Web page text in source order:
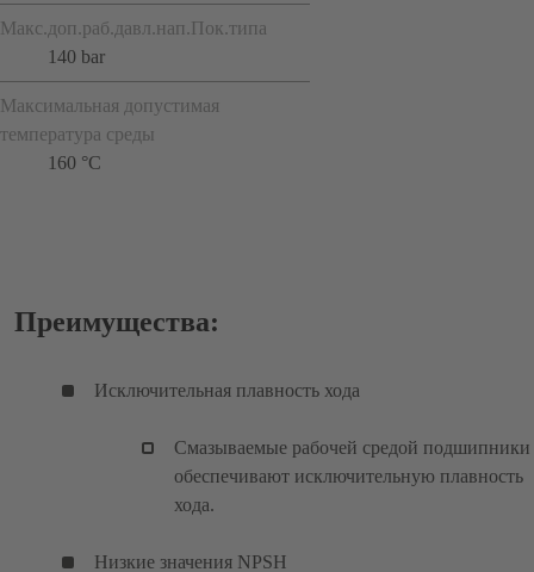
Макс.доп.раб.давл.нап.Пок.типа
140 bar
Максимальная допустимая
температура среды
160 °C
Преимущества:
Исключительная плавность хода
Смазываемые рабочей средой подшипники
обеспечивают исключительную плавность
хода.
Низкие значения NPSH